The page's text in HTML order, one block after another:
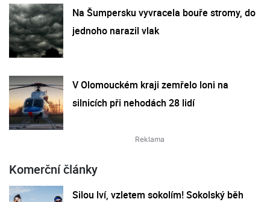
Na Šumpersku vyvracela bouře stromy, do
jednoho narazil vlak
V Olomouckém kraji zemřelo loni na
silnicích při nehodách 28 lidí
Komerční články
Silou lví, vzletem sokolím! Sokolský běh